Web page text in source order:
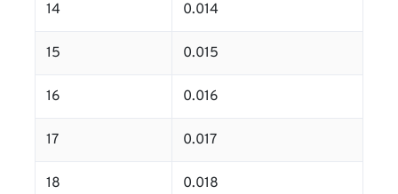
14 0.014
15 0.015
16 0.016
17 0.017
18 0.018